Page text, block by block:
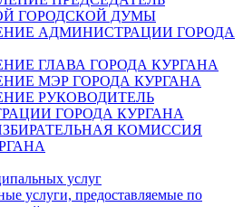
ГОРОДСКОЙ ДУМЫ
АДМИНИСТРАЦИИ ГОРОДА
ГЛАВА ГОРОДА КУРГАНА
МЭР ГОРОДА КУРГАНА
РУКОВОДИТЕЛЬ
ГОРОДА КУРГАНА
КОМИССИЯ
услуг
услуги, предоставляемые по